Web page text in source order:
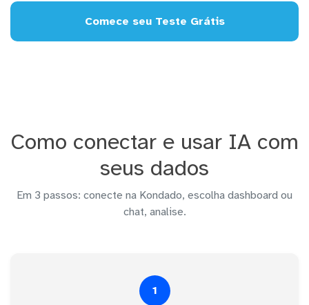
Comece seu Teste Grátis
Como conectar e usar IA com
seus dados
Em 3 passos: conecte na Kondado, escolha dashboard ou
chat, analise.
1